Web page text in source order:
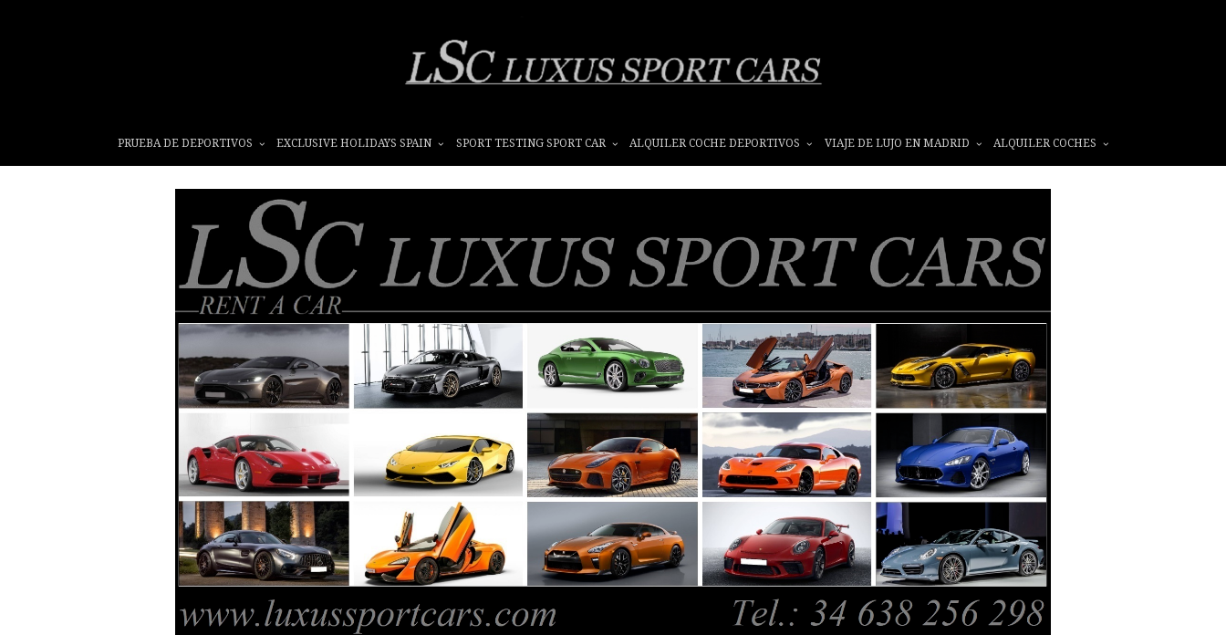
PRUEBA DE DEPORTIVOS EXCLUSIVE HOLIDAYS SPAIN SPORT TESTING SPORT CAR ALQUILER COCHE DEPORTIVOS VIAJE DE LUJO EN MADRID ALQUILER COCHES